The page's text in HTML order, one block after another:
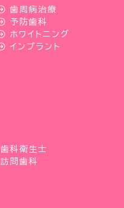
歯周病治療
予防歯科
ホワイトニング
インプラント
歯科衛生士
訪問歯科